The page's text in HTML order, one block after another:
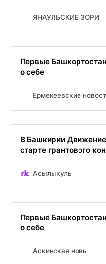
ЯНАУЛЬСКИЕ ЗОРИ
Первые
о себе
Ермекеевские
В Башкирии
старте грантового
Асылыкуль
Первые
о себе
Аскинская новь